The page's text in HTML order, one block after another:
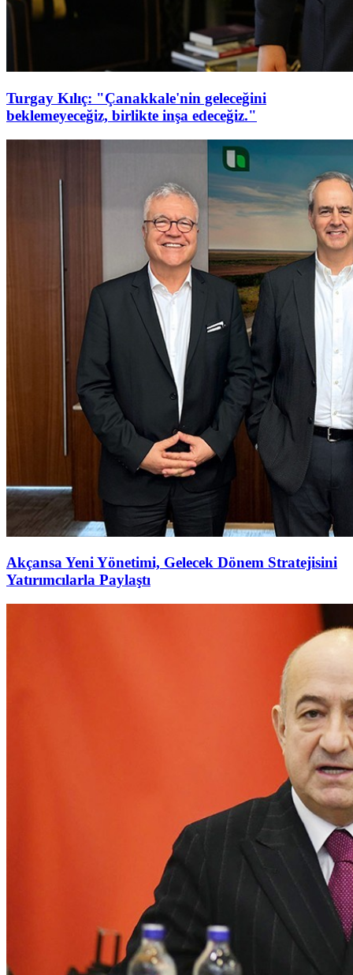
Turgay Kılıç: "Çanakkale'nin geleceğini
beklemeyeceğiz, birlikte inşa edeceğiz."
Akçansa Yeni Yönetimi, Gelecek Dönem Stratejisini
Yatırımcılarla Paylaştı